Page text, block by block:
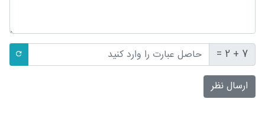
7 + 2 =
ارسال نظر